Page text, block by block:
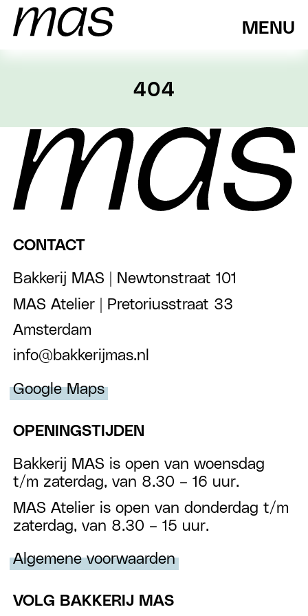
MENU
404
CONTACT
Bakkerij MAS | Newtonstraat 101
MAS Atelier | Pretoriusstraat 33
Amsterdam
info@bakkerijmas.nl
Google Maps
OPENINGSTIJDEN
Bakkerij MAS is open van woensdag
t/m zaterdag, van 8.30 – 16 uur.
MAS Atelier is open van donderdag t/m
zaterdag, van 8.30 – 15 uur.
Algemene voorwaarden
VOLG BAKKERIJ MAS